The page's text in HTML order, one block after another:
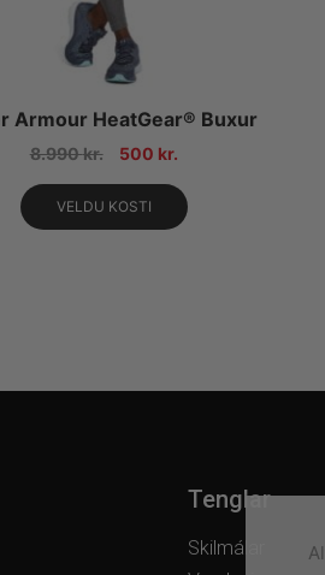
Armour HeatGear® Buxur
8.990kr. 500 kr.
VELDU KOSTI
Tenglar
Skilmálar